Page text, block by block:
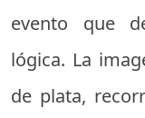
evento que
lógica. La
de plata,